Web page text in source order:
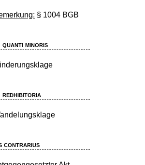
§ 1004 BGB
minoris
redhibitoria
contrarius